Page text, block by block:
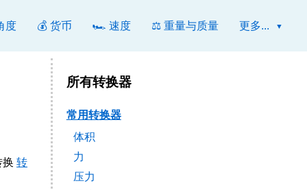
度 💰 货币 🏎️ 速度 ⚖️ 重量与质量 更多...
换 转
所有转换器
常用转换器
体积
力
压力